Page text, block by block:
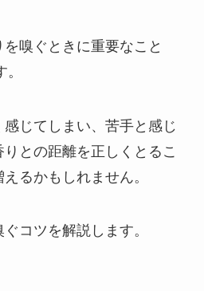
嗅ぐときに重要なこと
じてしまい、苦手と感じ
との距離を正しくとるこ
るかもしれません。
コツを解説します。